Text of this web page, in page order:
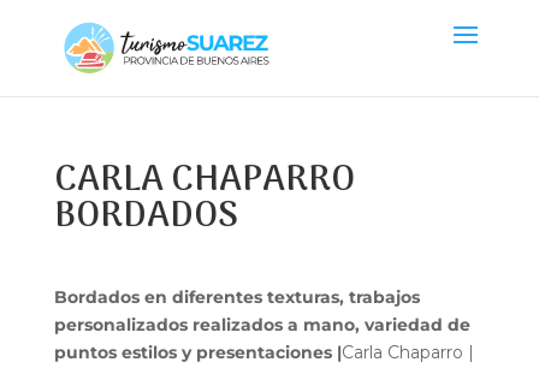
CARLA CHAPARRO
BORDADOS
Bordados en diferentes texturas, trabajos
personalizados realizados a mano, variedad de
puntos estilos y presentaciones |Carla Chaparro |